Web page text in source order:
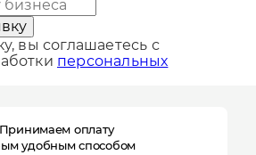
вы соглашаетесь с
персональных
удобным способом